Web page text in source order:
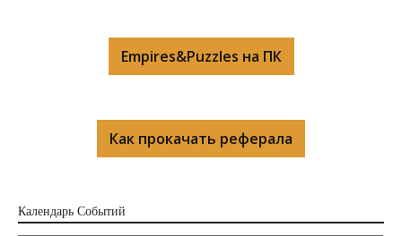
Empires&Puzzles на ПК
Как прокачать реферала
Календарь Cобытий